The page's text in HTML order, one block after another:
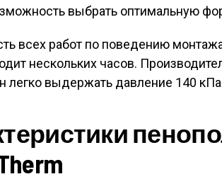
выбрать оптимальную
всех работ по поведению
нескольких часов.
легко выдержать давление 140